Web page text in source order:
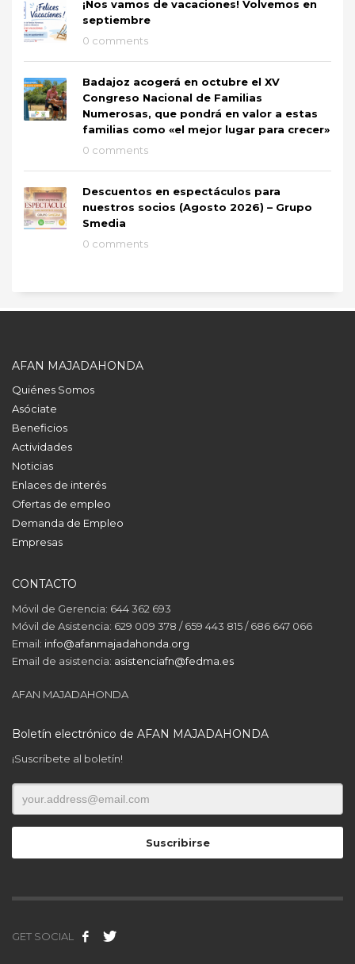
¡Nos vamos de vacaciones! Volvemos en
septiembre
0 comments
Badajoz acogerá en octubre el XV
Congreso Nacional de Familias
Numerosas, que pondrá en valor a estas
familias como «el mejor lugar para crecer»
0 comments
Descuentos en espectáculos para
nuestros socios (Agosto 2026) – Grupo
Smedia
0 comments
AFAN MAJADAHONDA
Quiénes Somos
Asóciate
Beneficios
Actividades
Noticias
Enlaces de interés
Ofertas de empleo
Demanda de Empleo
Empresas
CONTACTO
Móvil de Gerencia: 644 362 693
Móvil de Asistencia: 629 009 378 / 659 443 815 / 686 647 066
Email: info@afanmajadahonda.org
Email de asistencia: asistenciafn@fedma.es
AFAN MAJADAHONDA
Boletín electrónico de AFAN MAJADAHONDA
¡Suscríbete al boletín!
GET SOCIAL